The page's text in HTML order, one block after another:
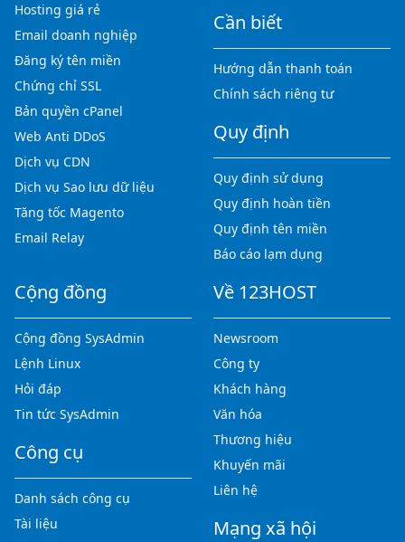
Hosting giá rẻ
Email doanh nghiệp
Đăng ký tên miền
Chứng chỉ SSL
Bản quyền cPanel
Web Anti DDoS
Dịch vụ CDN
Dịch vụ Sao lưu dữ liệu
Tăng tốc Magento
Email Relay
Cần biết
Hướng dẫn thanh toán
Chính sách riêng tư
Quy định
Quy định sử dụng
Quy định hoàn tiền
Quy định tên miền
Báo cáo lạm dụng
Cộng đồng
Cộng đồng SysAdmin
Lệnh Linux
Hỏi đáp
Tin tức SysAdmin
Công cụ
Danh sách công cụ
Tài liệu
Về 123HOST
Newsroom
Công ty
Khách hàng
Văn hóa
Thương hiệu
Khuyến mãi
Liên hệ
Mạng xã hội